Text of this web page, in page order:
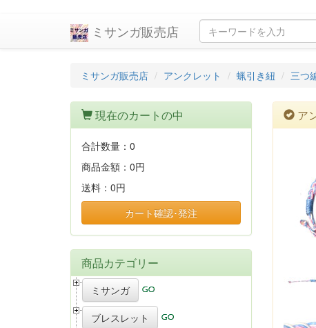
ミサンガ販売店
ミサンガ販売店 アンクレット 蝋引き紐 三つ
ア
現在のカートの中
合計数量： 0
商品金額： 0円
送料： 0円
カート確認･発注
商品カテゴリー
ミサンガ
ブレスレット